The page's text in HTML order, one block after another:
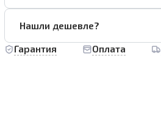
Нашли дешевле?
Гарантия Оплата